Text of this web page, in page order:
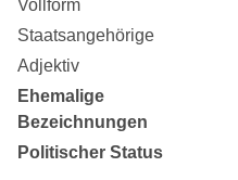
Vollform
Staatsangehörige
Adjektiv
Ehemalige
Bezeichnungen
Politischer Status